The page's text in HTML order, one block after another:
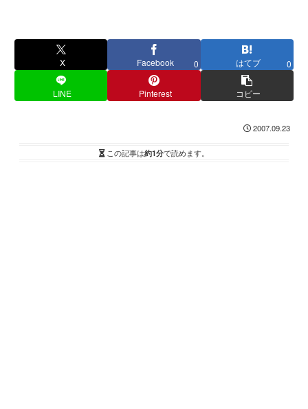
X Facebook 0 はてブ 0
LINE Pinterest コピー
2007.09.23
この記事は約1分で読めます。